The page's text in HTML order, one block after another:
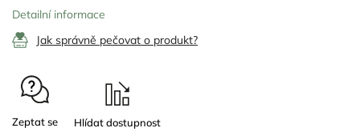
Detailní informace
Jak správně pečovat o produkt?
Zeptat se